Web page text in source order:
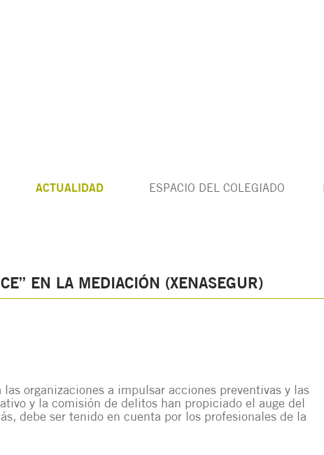
ACTUALIDAD ESPACIO DEL COLEGIADO
EN LA MEDIACIÓN (XENASEGUR)
organizaciones a impulsar acciones preventivas y las
y la comisión de delitos han propiciado el auge del
debe ser tenido en cuenta por los profesionales de la